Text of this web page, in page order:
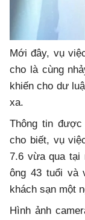
Mới đây, vụ
cho là cùng
khiến cho dư
xa.
Thông tin
cho biết, vụ
7.6 vừa qua tại
ông 43 tuổi và
khách sạn một
Hình ảnh